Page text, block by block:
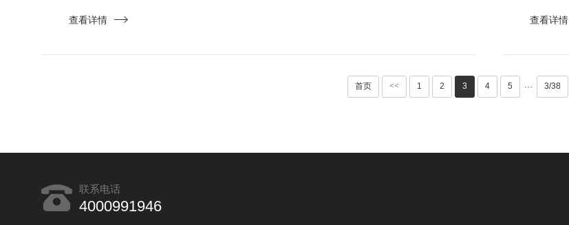
查看详情 查看详情
首页 << 1 2 3 4 5 ··· 3/38
联系电话
4000991946